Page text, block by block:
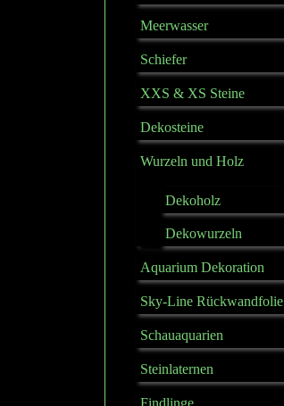
Meerwasser
Schiefer
XXS & XS Steine
Dekosteine
Wurzeln und Holz
Dekoholz
Dekowurzeln
Aquarium Dekoration
Sky-Line Rückwandfolie
Schauaquarien
Steinlaternen